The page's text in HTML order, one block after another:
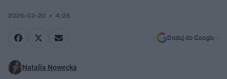
2026-02-20 4:26
Dodaj do Google
Natalia Nowecka